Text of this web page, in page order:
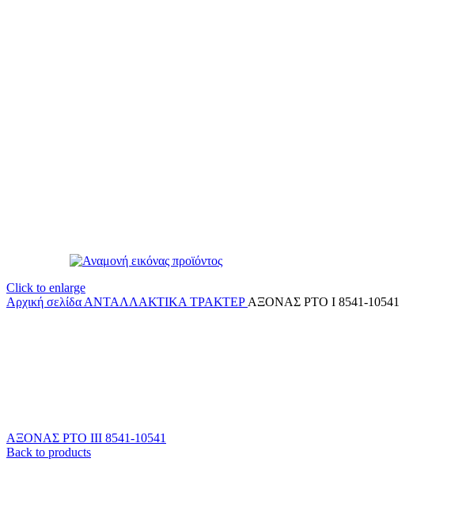
Click to enlarge
Αρχική σελίδα ΑΝΤΑΛΛΑΚΤΙΚΑ ΤΡΑΚΤΕΡ ΑΞΟΝΑΣ ΡΤΟ Ι 8541-10541
ΑΞΟΝΑΣ ΡΤΟ ΙΙΙ 8541-10541
Back to products